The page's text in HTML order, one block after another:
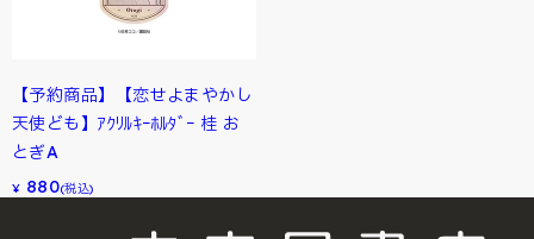
【予約商品】【恋せよまやかし
天使ども】ｱｸﾘﾙｷｰﾎﾙﾀﾞｰ 桂 お
とぎA
¥ 880(税込)